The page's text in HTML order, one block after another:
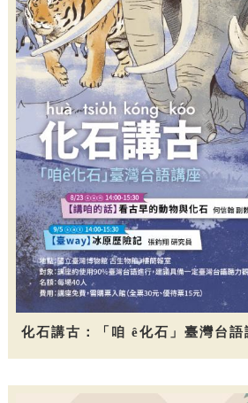
化石講古：「咱 ê化石」臺灣台語